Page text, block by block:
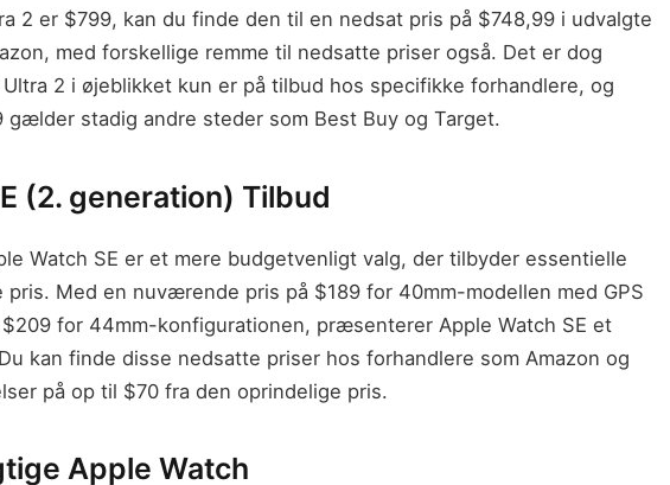
2 er $799, kan du finde den til en nedsat pris på $748,99 i udvalgte
med forskellige remme til nedsatte priser også. Det er dog
2 i øjeblikket kun er på tilbud hos specifikke forhandlere, og
gælder stadig andre steder som Best Buy og Target.
(2. generation) Tilbud
Watch SE er et mere budgetvenligt valg, der tilbyder essentielle
Med en nuværende pris på $189 for 40mm-modellen med GPS
for 44mm-konfigurationen, præsenterer Apple Watch SE et
kan finde disse nedsatte priser hos forhandlere som Amazon og
på op til $70 fra den oprindelige pris.
Apple Watch